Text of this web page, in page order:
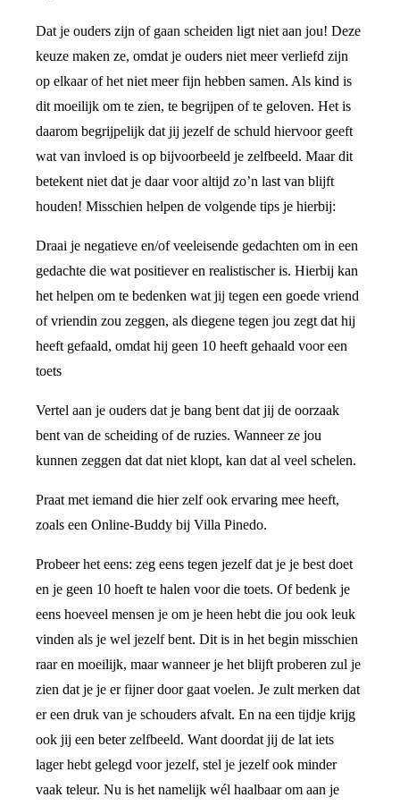
Dat je ouders zijn of gaan scheiden ligt niet aan jou! Deze
keuze maken ze, omdat je ouders niet meer verliefd zijn
op elkaar of het niet meer fijn hebben samen. Als kind is
dit moeilijk om te zien, te begrijpen of te geloven. Het is
daarom begrijpelijk dat jij jezelf de schuld hiervoor geeft
wat van invloed is op bijvoorbeeld je zelfbeeld. Maar dit
betekent niet dat je daar voor altijd zo’n last van blijft
houden! Misschien helpen de volgende tips je hierbij:
Draai je negatieve en/of veeleisende gedachten om in een
gedachte die wat positiever en realistischer is. Hierbij kan
het helpen om te bedenken wat jij tegen een goede vriend
of vriendin zou zeggen, als diegene tegen jou zegt dat hij
heeft gefaald, omdat hij geen 10 heeft gehaald voor een
toets
Vertel aan je ouders dat je bang bent dat jij de oorzaak
bent van de scheiding of de ruzies. Wanneer ze jou
kunnen zeggen dat dat niet klopt, kan dat al veel schelen.
Praat met iemand die hier zelf ook ervaring mee heeft,
zoals een Online-Buddy bij Villa Pinedo.
Probeer het eens: zeg eens tegen jezelf dat je je best doet
en je geen 10 hoeft te halen voor die toets. Of bedenk je
eens hoeveel mensen je om je heen hebt die jou ook leuk
vinden als je wel jezelf bent. Dit is in het begin misschien
raar en moeilijk, maar wanneer je het blijft proberen zul je
zien dat je je er fijner door gaat voelen. Je zult merken dat
er een druk van je schouders afvalt. En na een tijdje krijg
ook jij een beter zelfbeeld. Want doordat jij de lat iets
lager hebt gelegd voor jezelf, stel je jezelf ook minder
vaak teleur. Nu is het namelijk wél haalbaar om aan je